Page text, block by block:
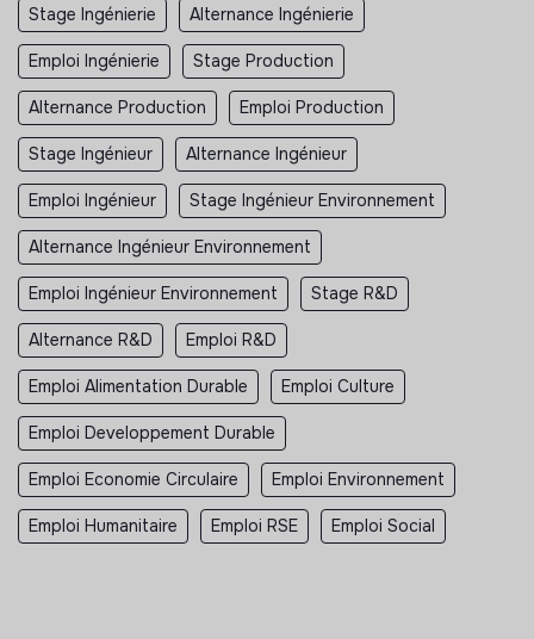
Stage Ingénierie Alternance Ingénierie
Emploi Ingénierie Stage Production
Alternance Production Emploi Production
Stage Ingénieur Alternance Ingénieur
Emploi Ingénieur Stage Ingénieur Environnement
Alternance Ingénieur Environnement
Emploi Ingénieur Environnement Stage R&D
Alternance R&D Emploi R&D
Emploi Alimentation Durable Emploi Culture
Emploi Developpement Durable
Emploi Economie Circulaire Emploi Environnement
Emploi Humanitaire Emploi RSE Emploi Social